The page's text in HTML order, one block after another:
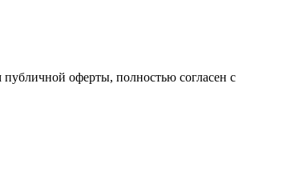
оферты, полностью согласен с